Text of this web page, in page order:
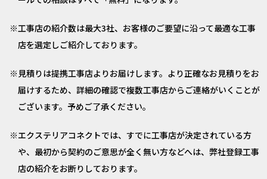
工事店の紹介数は最大3社、お客様のご要望に沿って最適な工事
店を選定しご紹介しております。
見積りは提携工事店よりお届けします。より正確なお見積りをお
届けするため、詳細の確認で複数工事店からご連絡がいくことが
ございます。予めご了承ください。
エクステリアコネクトでは、すでに工事店が決定されている方
や、最初から契約のご意思が全く無い方などへは、弊社登録工事
店の紹介をお断りしております。